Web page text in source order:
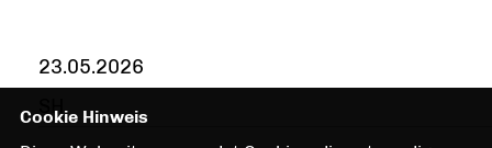
23.05.2026
SH
Cookie Hinweis